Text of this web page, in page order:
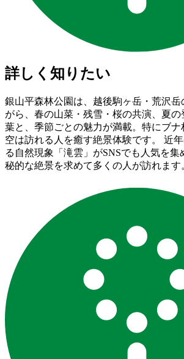
詳しく知りたい
銀山平森林公園は、越後駒ヶ岳・荒沢
がら、春の山菜・残雪・桜の共演、夏
葉と、季節ごとの魅力が満載。特にブナ
空は訪れる人を癒す絶景体験です。 近
る自然現象「滝雲」がSNSでも人気を集
秘的な絶景を求めて多くの人が訪れます